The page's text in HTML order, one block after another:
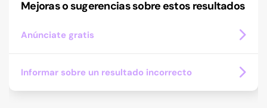
Mejoras o sugerencias sobre estos resultados
Anúnciate gratis
Informar sobre un resultado incorrecto